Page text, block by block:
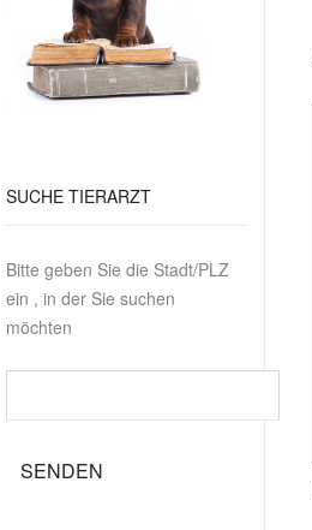
SUCHE TIERARZT
Bitte geben Sie die Stadt/PLZ
ein , in der Sie suchen
möchten